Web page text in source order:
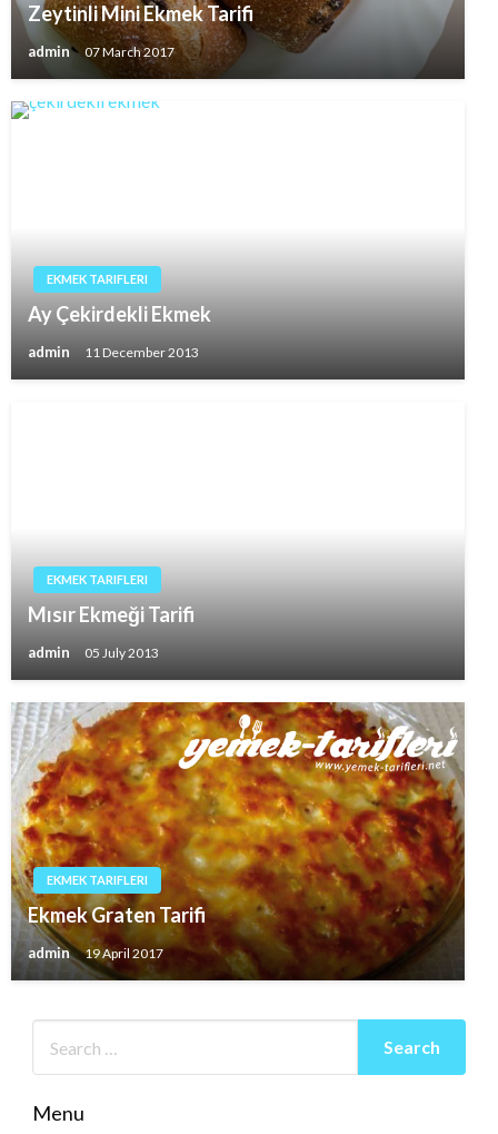
Zeytinli Mini Ekmek Tarifi
admin 07 March 2017
EKMEK TARIFLERI
Ay Çekirdekli Ekmek
admin 11 December 2013
EKMEK TARIFLERI
Mısır Ekmeği Tarifi
admin 05 July 2013
EKMEK TARIFLERI
Ekmek Graten Tarifi
admin 19 April 2017
Menu